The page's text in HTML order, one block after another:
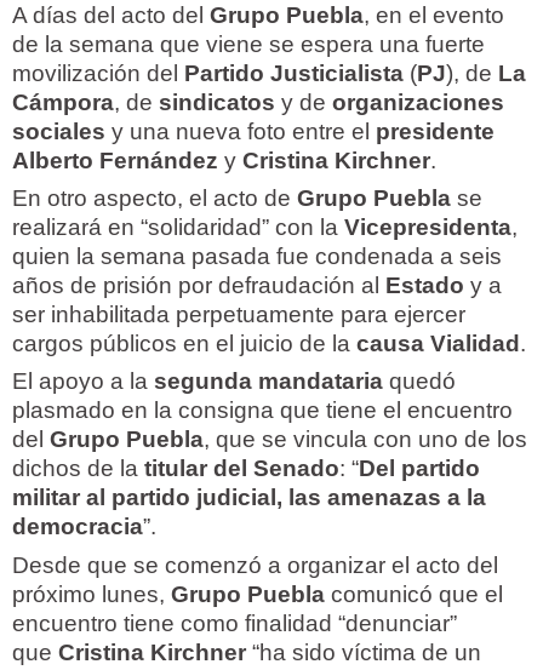
A días del acto del Grupo Puebla, en el evento
de la semana que viene se espera una fuerte
movilización del Partido Justicialista (PJ), de La
Cámpora, de sindicatos y de organizaciones
sociales y una nueva foto entre el presidente
Alberto Fernández y Cristina Kirchner.
En otro aspecto, el acto de Grupo Puebla se
realizará en “solidaridad” con la Vicepresidenta,
quien la semana pasada fue condenada a seis
años de prisión por defraudación al Estado y a
ser inhabilitada perpetuamente para ejercer
cargos públicos en el juicio de la causa Vialidad .
El apoyo a la segunda mandataria quedó
plasmado en la consigna que tiene el encuentro
del Grupo Puebla, que se vincula con uno de los
dichos de la titular del Senado: “Del partido
militar al partido judicial, las amenazas a la
democracia”.
Desde que se comenzó a organizar el acto del
próximo lunes, Grupo Puebla comunicó que el
encuentro tiene como finalidad “denunciar”
que Cristina Kirchner “ha sido víctima de un